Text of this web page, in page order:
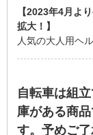
【2023年4月よ
拡大！】
人気の大人用ヘ
自転車は組
庫がある商
す。予めご了